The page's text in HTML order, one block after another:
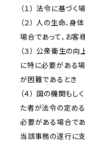
（１） 法令に基づく
（２） 人の生命、
場合であって、お客
（３） 公衆衛生の
に特に必要がある
が困難であるとき
（４） 国の機関も
た者が法令の定め
必要がある場合であ
当該事務の遂行に